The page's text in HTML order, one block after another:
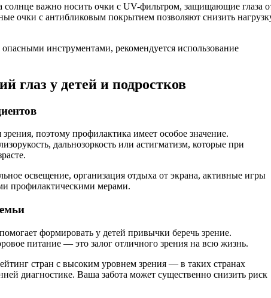
важно носить очки с UV-фильтром, защищающие глаза
очки с антибликовым покрытием позволяют снизить
инструментами, рекомендуется использование
глаз у детей и подростков
поэтому профилактика имеет особое значение.
дальнозоркость или астигматизм, которые при
освещение, организация отдыха от экрана, активные игры
профилактическими мерами.
формировать у детей привычки беречь зрение.
питание — это залог отличного зрения на всю жизнь.
стран с высоким уровнем зрения — в таких странах
диагностике. Ваша забота может существенно снизить риск